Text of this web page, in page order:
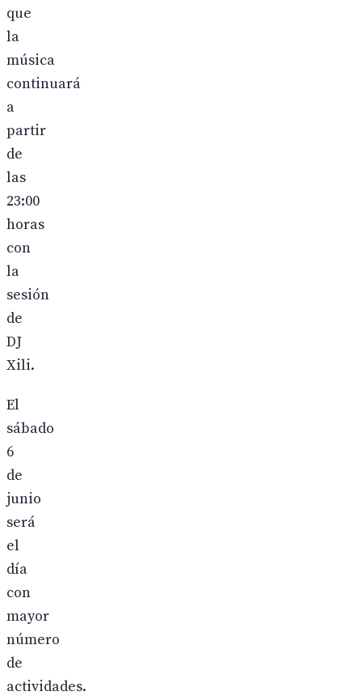
que
la
música
continuará
a
partir
de
las
23:00
horas
con
la
sesión
de
DJ
Xili.
El
sábado
6
de
junio
será
el
día
con
mayor
número
de
actividades.